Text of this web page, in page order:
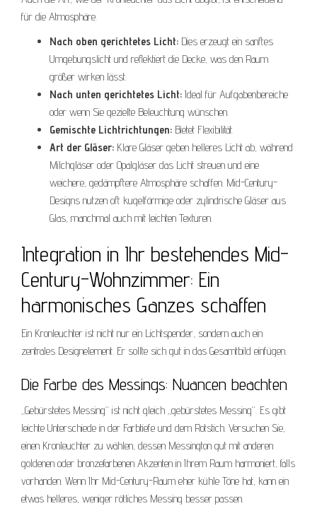
für die Atmosphäre.
Nach oben gerichtetes Licht: Dies erzeugt ein sanftes
Umgebungslicht und reflektiert die Decke, was den Raum
größer wirken lässt.
Nach unten gerichtetes Licht: Ideal für Aufgabenbereiche
oder wenn Sie gezielte Beleuchtung wünschen.
Gemischte Lichtrichtungen: Bietet Flexibilität.
Art der Gläser: Klare Gläser geben helleres Licht ab, während
Milchgläser oder Opalgläser das Licht streuen und eine
weichere, gedämpftere Atmosphäre schaffen. Mid-Century-
Designs nutzen oft kugelförmige oder zylindrische Gläser aus
Glas, manchmal auch mit leichten Texturen.
Integration in Ihr bestehendes Mid-
Century-Wohnzimmer: Ein
harmonisches Ganzes schaffen
Ein Kronleuchter ist nicht nur ein Lichtspender, sondern auch ein
zentrales Designelement. Er sollte sich gut in das Gesamtbild einfügen.
Die Farbe des Messings: Nuancen beachten
„Gebürstetes Messing“ ist nicht gleich „gebürstetes Messing“. Es gibt
leichte Unterschiede in der Farbtiefe und dem Rotstich. Versuchen Sie,
einen Kronleuchter zu wählen, dessen Messington gut mit anderen
goldenen oder bronzefarbenen Akzenten in Ihrem Raum harmoniert, falls
vorhanden. Wenn Ihr Mid-Century-Raum eher kühle Töne hat, kann ein
etwas helleres, weniger rötliches Messing besser passen.